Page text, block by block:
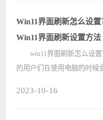
站来为用户们来仔细的介绍
win11共享????
Win11界面刷新怎么设置
Win11界面刷新设置方法
win11界面刷新怎么设置
的用户们在使用电脑的时候
2023-10-16